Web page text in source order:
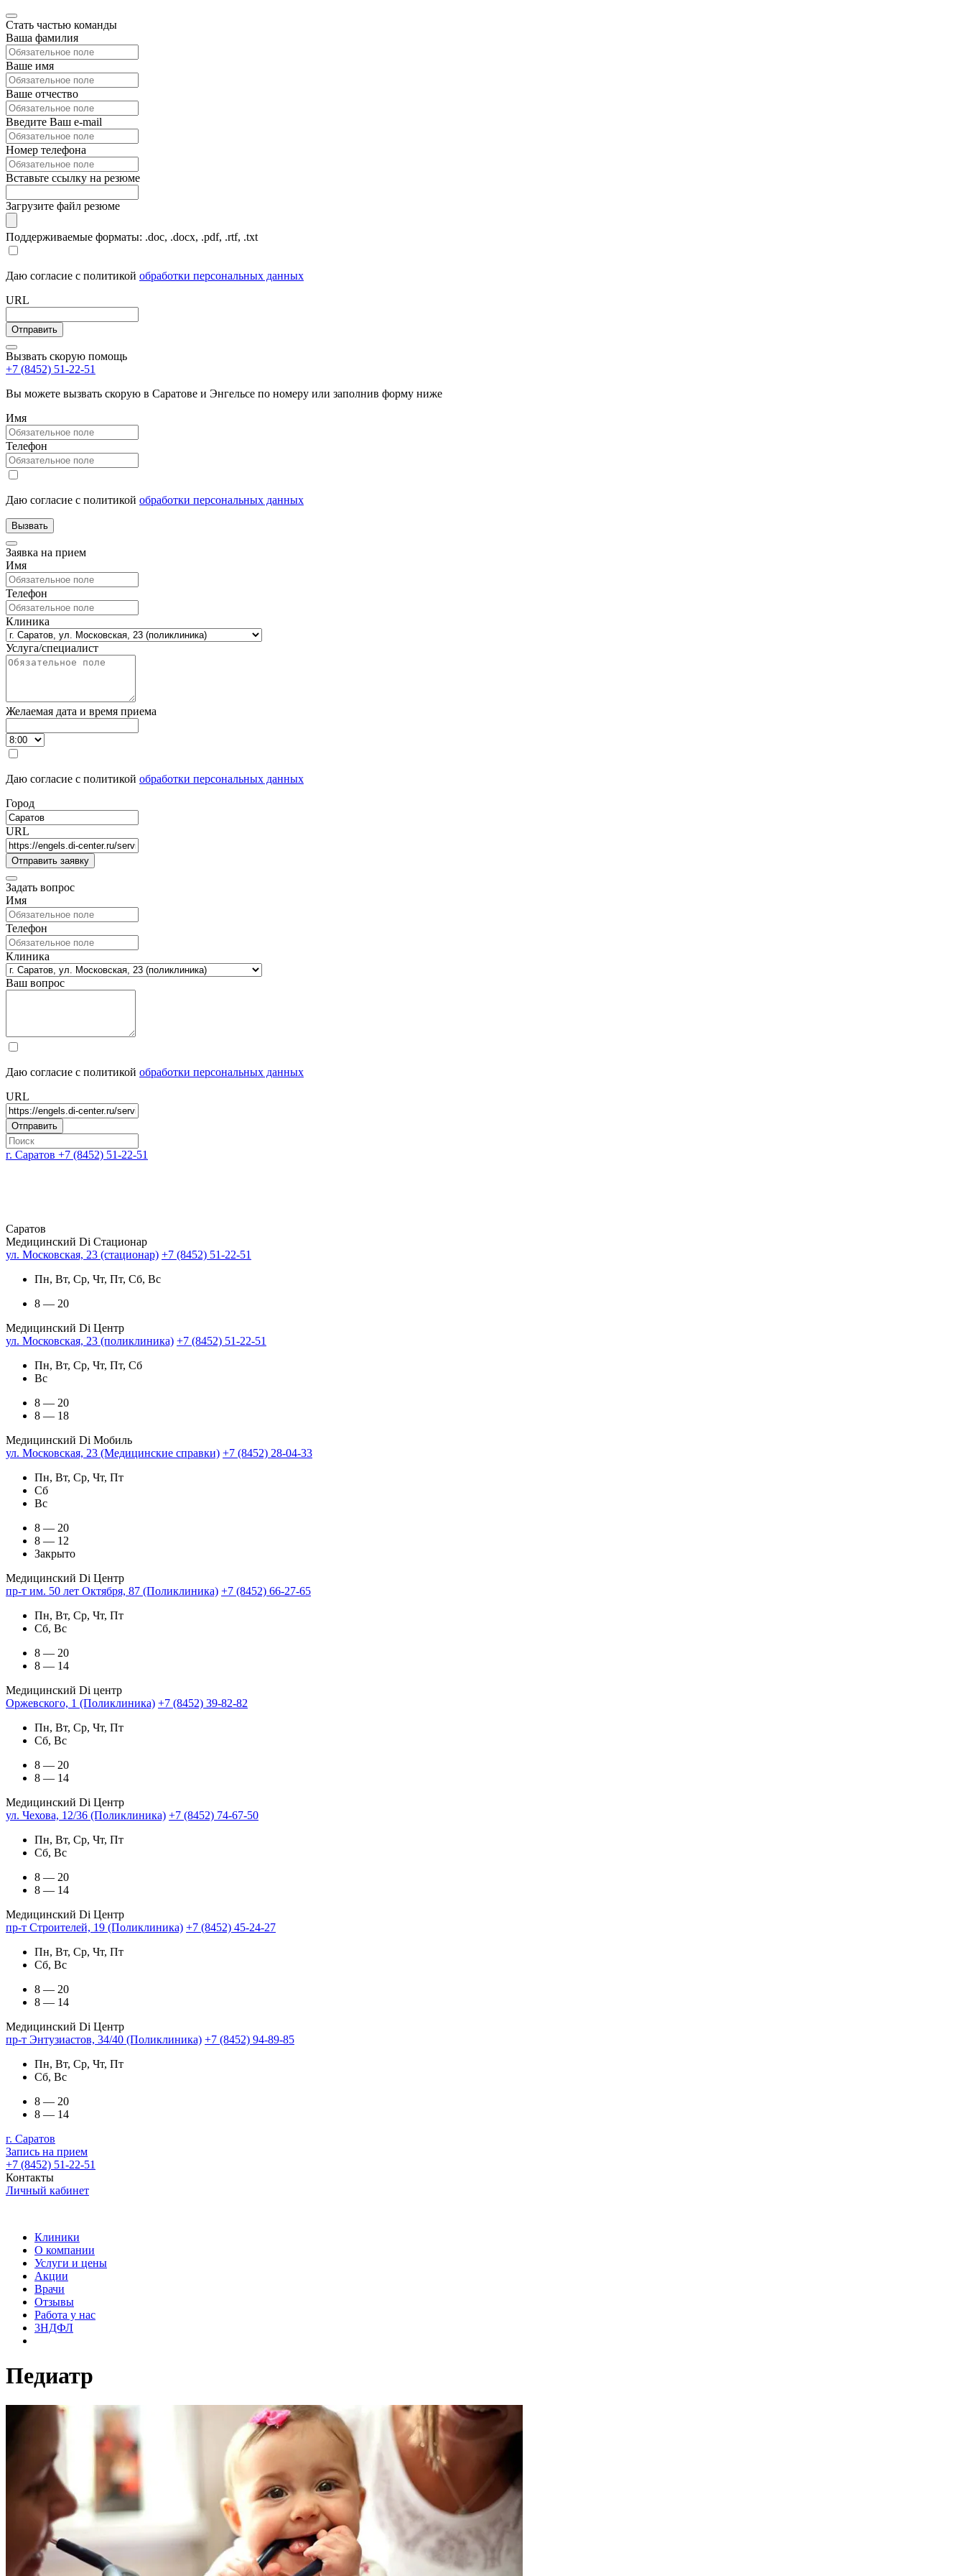
Стать частью команды
Ваша фамилия
Ваше имя
Ваше отчество
Введите Ваш e-mail
Номер телефона
Вставьте ссылку на резюме
Загрузите файл резюме
Поддерживаемые форматы: .doc, .docx, .pdf, .rtf, .txt
Даю согласие с политикой обработки персональных данных
URL
Вызвать скорую помощь
+7 (8452) 51-22-51
Вы можете вызвать скорую в Саратове и Энгельсе по номеру или заполнив форму ниже
Имя
Телефон
Даю согласие с политикой обработки персональных данных
Заявка на прием
Имя
Телефон
Клиника
Услуга/специалист
Желаемая дата и время приема
Даю согласие с политикой обработки персональных данных
Город
URL
Задать вопрос
Имя
Телефон
Клиника
Ваш вопрос
Даю согласие с политикой обработки персональных данных
URL
г. Саратов +7 (8452) 51-22-51
Саратов
Медицинский Di Стационар
ул. Московская, 23 (стационар) +7 (8452) 51-22-51
Пн, Вт, Ср, Чт, Пт, Сб, Вс
8 — 20
Медицинский Di Центр
ул. Московская, 23 (поликлиника) +7 (8452) 51-22-51
Пн, Вт, Ср, Чт, Пт, Сб
Вс
8 — 20
8 — 18
Медицинский Di Мобиль
ул. Московская, 23 (Медицинские справки) +7 (8452) 28-04-33
Пн, Вт, Ср, Чт, Пт
Сб
Вс
8 — 20
8 — 12
Закрыто
Медицинский Di Центр
пр-т им. 50 лет Октября, 87 (Поликлиника) +7 (8452) 66-27-65
Пн, Вт, Ср, Чт, Пт
Сб, Вс
8 — 20
8 — 14
Медицинский Di центр
Оржевского, 1 (Поликлиника) +7 (8452) 39-82-82
Пн, Вт, Ср, Чт, Пт
Сб, Вс
8 — 20
8 — 14
Медицинский Di Центр
ул. Чехова, 12/36 (Поликлиника) +7 (8452) 74-67-50
Пн, Вт, Ср, Чт, Пт
Сб, Вс
8 — 20
8 — 14
Медицинский Di Центр
пр-т Строителей, 19 (Поликлиника) +7 (8452) 45-24-27
Пн, Вт, Ср, Чт, Пт
Сб, Вс
8 — 20
8 — 14
Медицинский Di Центр
пр-т Энтузиастов, 34/40 (Поликлиника) +7 (8452) 94-89-85
Пн, Вт, Ср, Чт, Пт
Сб, Вс
8 — 20
8 — 14
г. Саратов
Запись на прием
+7 (8452) 51-22-51
Контакты
Личный кабинет
Клиники
О компании
Услуги и цены
Акции
Врачи
Отзывы
Работа у нас
3НДФЛ
Педиатр